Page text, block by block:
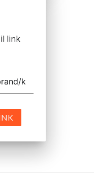
link